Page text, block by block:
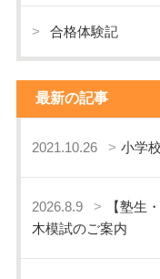
合格体験記
最新の記事
2021.10.26 小学
2026.8.9
【塾生
木模試のご案内